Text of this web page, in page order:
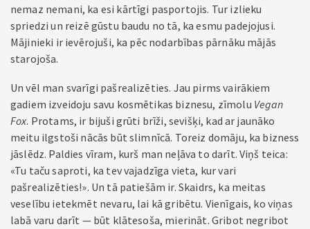
nemaz nemani, ka esi kārtīgi pasportojis. Tur izlieku
spriedzi un reizē gūstu baudu no tā, ka esmu padejojusi.
Mājinieki ir ievērojuši, ka pēc nodarbības pārnāku mājās
starojoša.
Un vēl man svarīgi pašrealizēties. Jau pirms vairākiem
gadiem izveidoju savu kosmētikas biznesu, zīmolu Vegan
Fox. Protams, ir bijuši grūti brīži, sevišķi, kad ar jaunāko
meitu ilgstoši nācās būt slimnīcā. Toreiz domāju, ka bizness
jāslēdz. Paldies vīram, kurš man neļāva to darīt. Viņš teica:
«Tu taču saproti, ka tev vajadzīga vieta, kur vari
pašrealizēties!». Un tā patiešām ir. Skaidrs, ka meitas
veselību ietekmēt nevaru, lai kā gribētu. Vienīgais, ko viņas
labā varu darīt — būt klātesoša, mierināt. Gribot negribot